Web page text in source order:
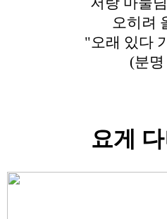
오히려
"오래 있다
(분
요게